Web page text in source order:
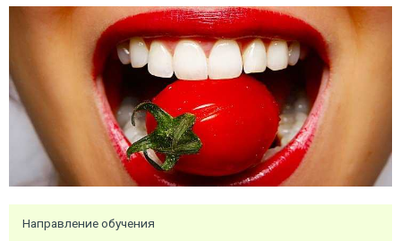
Направление обучения